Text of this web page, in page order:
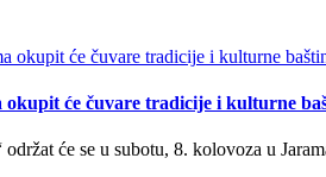
će čuvare tradicije i kulturne
će se u subotu, 8. kolovoza u